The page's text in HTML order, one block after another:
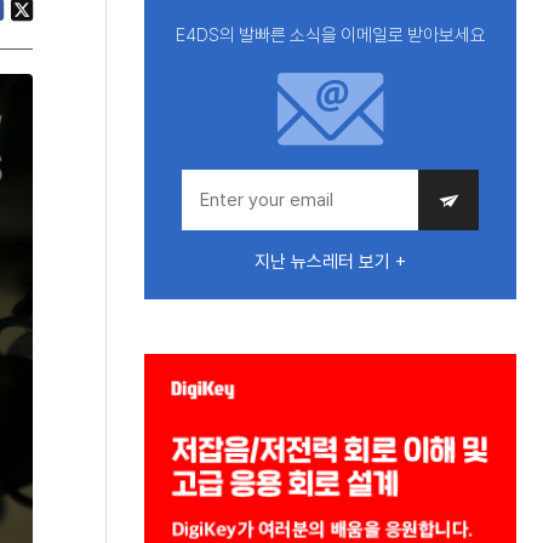
E4DS의 발빠른 소식을 이메일로 받아보세요
지난 뉴스레터 보기 +